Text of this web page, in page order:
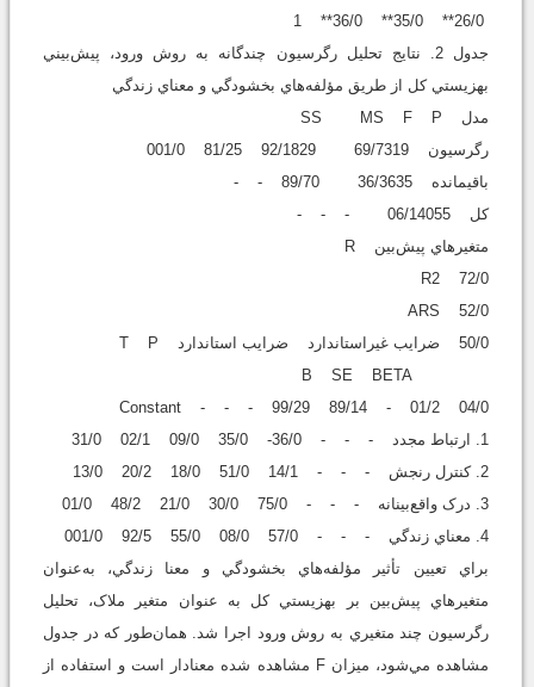
جدول 2. نتايج تحليل رگرسيون چندگانه به روش ورود، پيش‌بيني
بهزيستي کل از طريق مؤلفه‌هاي بخشودگي و معناي زندگي
مدل SS MS F P
رگرسيون 69/7319 92/1829 81/25 001/0
باقيمانده 36/3635 89/70 - -
کل 06/14055 - - -
متغيرهاي پيش‌بين R
72/0 R2
52/0 ARS
50/0 ضرايب غيراستاندارد ضرايب استاندارد T P
Constant - - - 99/29 89/14 - 01/2 04/0
1. ارتباط مجدد - - - 36/0- 35/0 09/0 02/1 31/0
2. کنترل رنجش - - - 14/1 51/0 18/0 20/2 13/0
3. درک واقع‌بينانه - - - 75/0 30/0 21/0 48/2 01/0
4. معناي زندگي - - - 57/0 08/0 55/0 92/5 001/0
براي تعيين تأثير مؤلفه‌هاي بخشودگي و معنا زندگي، به‌عنوان
متغيرهاي پيش‌بين بر بهزيستي کل به عنوان متغير ملاک، تحليل
رگرسيون چند متغيري به روش ورود اجرا شد. همان‌طور که در جدول
مشاهده مي‌شود، ميزان F مشاهده شده معنادار است و استفاده از